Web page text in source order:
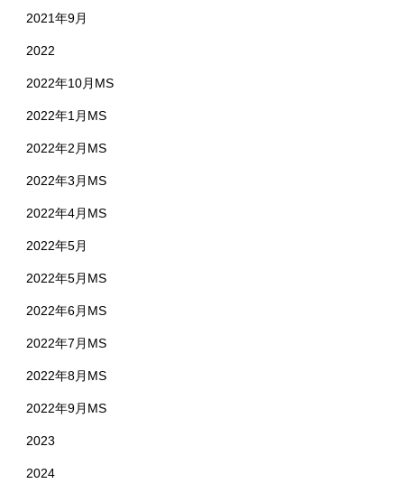
2021年9月
2022
2022年10月MS
2022年1月MS
2022年2月MS
2022年3月MS
2022年4月MS
2022年5月
2022年5月MS
2022年6月MS
2022年7月MS
2022年8月MS
2022年9月MS
2023
2024